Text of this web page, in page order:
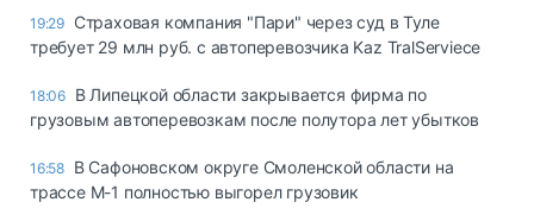
19:29 Страховая компания "Пари" через суд в Туле
требует 29 млн руб. с автоперевозчика Kaz TralServiece
18:06 В Липецкой области закрывается фирма по
грузовым автоперевозкам после полутора лет убытков
16:58 В Сафоновском округе Смоленской области на
трассе М-1 полностью выгорел грузовик